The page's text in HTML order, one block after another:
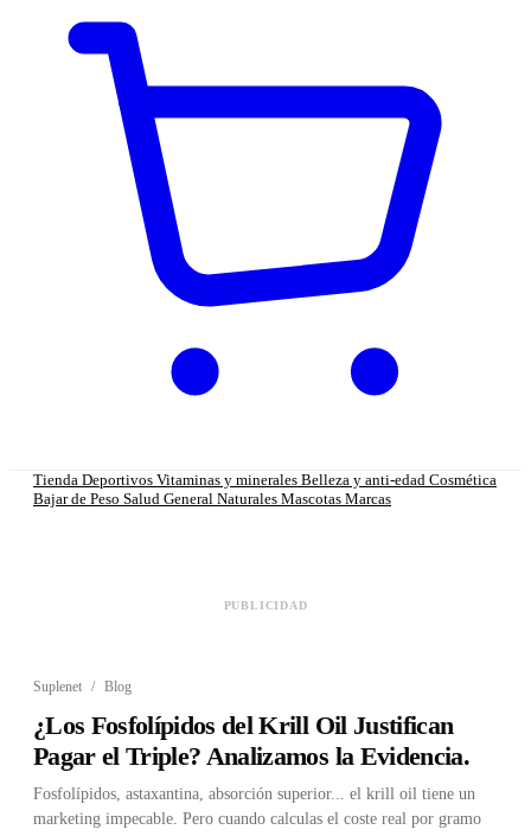
Tienda Deportivos Vitaminas y minerales Belleza y anti-edad Cosmética
Bajar de Peso Salud General Naturales Mascotas Marcas
PUBLICIDAD
Suplenet / Blog
¿Los Fosfolípidos del Krill Oil Justifican
Pagar el Triple? Analizamos la Evidencia.
Fosfolípidos, astaxantina, absorción superior... el krill oil tiene un
marketing impecable. Pero cuando calculas el coste real por gramo